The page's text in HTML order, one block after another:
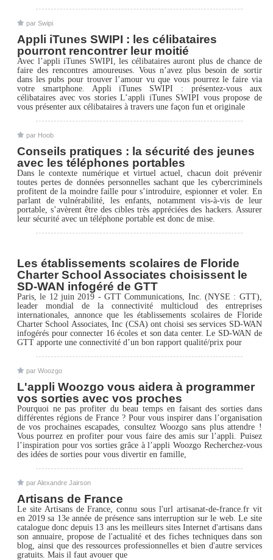
par Swipi
Appli iTunes SWIPI : les célibataires
pourront rencontrer leur moitié
Avec l’appli iTunes SWIPI, les célibataires auront plus de chance de
faire des rencontres amoureuses. Vous n’avez plus besoin de sortir
dans les pubs pour trouver l’amour vu que vous pourrez le faire via
votre smartphone. Appli iTunes SWIPI : présentez-vous aux
célibataires avec vos stories L’appli iTunes SWIPI vous propose de
vous présenter aux célibataires à travers une façon fun et originale
par Hoob
Conseils pratiques : la sécurité des jeunes
avec les téléphones portables
Dans le contexte numérique et virtuel actuel, chacun doit prévenir
toutes pertes de données personnelles sachant que les cybercriminels
profitent de la moindre faille pour s’introduire, espionner et voler. En
parlant de vulnérabilité, les enfants, notamment vis-à-vis de leur
portable, s’avèrent être des cibles très appréciées des hackers. Assurer
leur sécurité avec un téléphone portable est donc de mise.
Les établissements scolaires de Floride
Charter School Associates choisissent le
SD-WAN infogéré de GTT
Paris, le 12 juin 2019 - GTT Communications, Inc. (NYSE : GTT),
leader mondial de la connectivité multicloud des entreprises
internationales, annonce que les établissements scolaires de Floride
Charter School Associates, Inc (CSA) ont choisi ses services SD-WAN
infogérés pour connecter 16 écoles et son data center. Le SD-WAN de
GTT apporte une connectivité d’un bon rapport qualité/prix pour
par Woozgo
L'appli Woozgo vous aidera à programmer
vos sorties avec vos proches
Pourquoi ne pas profiter du beau temps en faisant des sorties dans
différentes régions de France ? Pour vous inspirer dans l’organisation
de vos prochaines escapades, consultez Woozgo sans plus attendre !
Vous pourrez en profiter pour vous faire des amis sur l’appli. Puisez
l’inspiration pour vos sorties grâce à l’appli Woozgo Recherchez-vous
des idées de sorties pour vous divertir en famille,
par Alexandre Jairson
Artisans de France
Le site Artisans de France, connu sous l'url artisanat-de-france.fr vit
en 2019 sa 13e année de présence sans interruption sur le web. Le site
catalogue donc depuis 13 ans les meilleurs sites Internet d'artisans dans
son annuaire, propose de l'actualité et des fiches techniques dans son
blog, ainsi que des ressources professionnelles et bien d'autre services
gratuits. Mais il faut avouer que